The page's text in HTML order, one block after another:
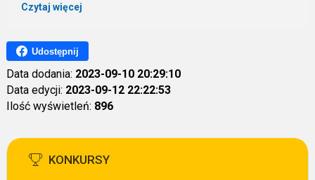
Czytaj więcej
Udostępnij
Data dodania: 2023-09-10 20:29:10
Data edycji: 2023-09-12 22:22:53
Ilość wyświetleń: 896
KONKURSY